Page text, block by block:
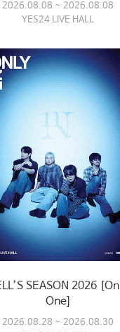
2026.08.08 ~ 2026.08.08
YES24 LIVE HALL
SEASON 2026
One]
2026.08.28 ~ 2026.08.30